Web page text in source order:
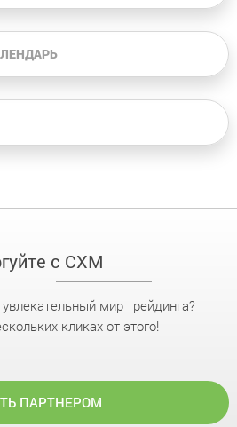
с CXM
мир трейдинга?
кликах от этого!
ПАРТНЕРОМ